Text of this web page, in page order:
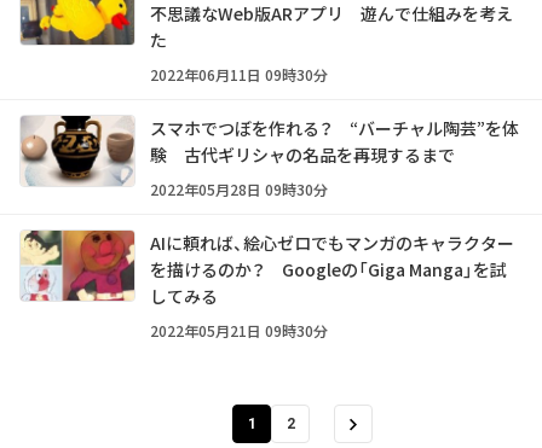
不思議なWeb版ARアプリ 遊んで仕組みを考え
た
2022年06月11日 09時30分
スマホでつぼを作れる？ “バーチャル陶芸”を体
験 古代ギリシャの名品を再現するまで
2022年05月28日 09時30分
AIに頼れば、絵心ゼロでもマンガのキャラクター
を描けるのか？ Googleの「Giga Manga」を試
してみる
2022年05月21日 09時30分
1 2